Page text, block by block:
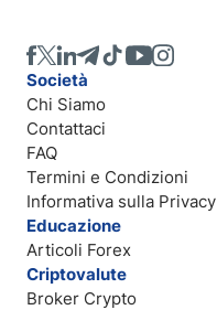
Società
Chi Siamo
Contattaci
FAQ
Termini e Condizioni
Informativa sulla Privacy
Educazione
Articoli Forex
Criptovalute
Broker Crypto